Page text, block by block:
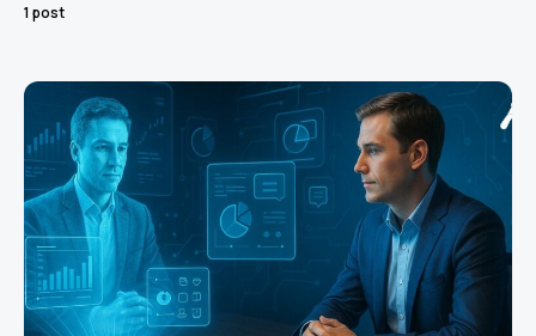
1 post